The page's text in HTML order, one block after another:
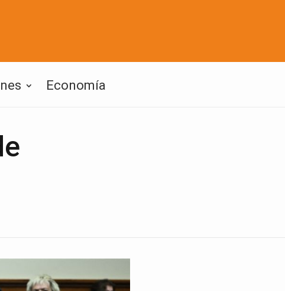
Economía